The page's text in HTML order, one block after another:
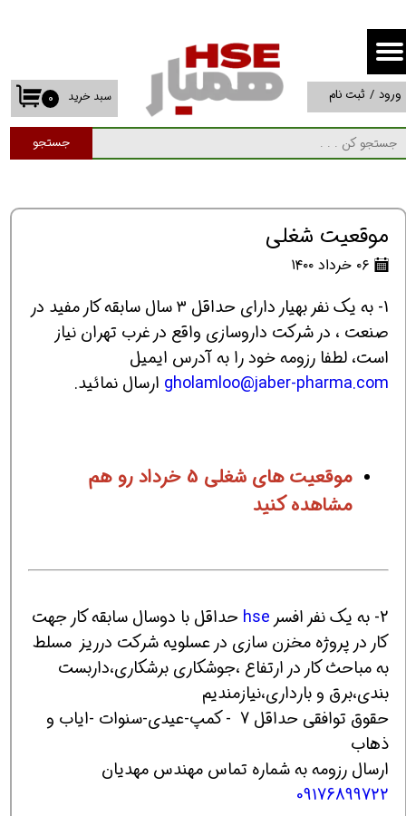
جستجو
۰ سبد خرید ورود / ثبت نام
حساب کاربری من
تغییر گذر واژه
سفارشات
موقعیت شغلی
۰۶ خرداد ۱۴۰۰
1- به یک نفر بهیار دارای حداقل ۳ سال سابقه کار مفید در
صنعت ، در شرکت داروسازی واقع در غرب تهران نیاز
است، لطفا رزومه خود را به آدرس ایمیل
gholamloo@jaber-pharma.com ارسال نمائید.
موقعیت های شغلی 5 خرداد رو هم
مشاهده کنید
2- به یک نفر افسر hse حداقل با دوسال سابقه کار جهت
کار در پروژه مخزن سازی در عسلویه شرکت درریز مسلط
به مباحث کار در ارتفاع ،جوشکاری برشکاری،داربست
بندی،برق و بارداری،نیازمندیم
حقوق توافقی حداقل 7 - کمپ-عیدی-سنوات -ایاب و
ذهاب
ارسال رزومه به شماره تماس مهندس مهدیان
09176899722